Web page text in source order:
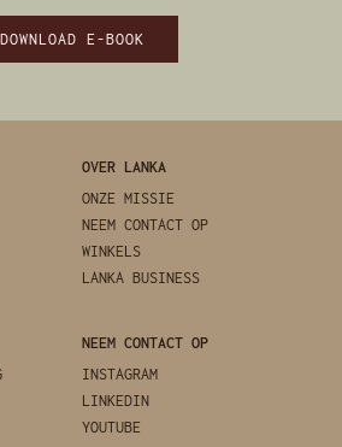
DOWNLOAD E-BOOK
OVER LANKA
ONZE MISSIE
NEEM CONTACT OP
WINKELS
LANKA BUSINESS
NEEM CONTACT OP
INSTAGRAM
LINKEDIN
YOUTUBE